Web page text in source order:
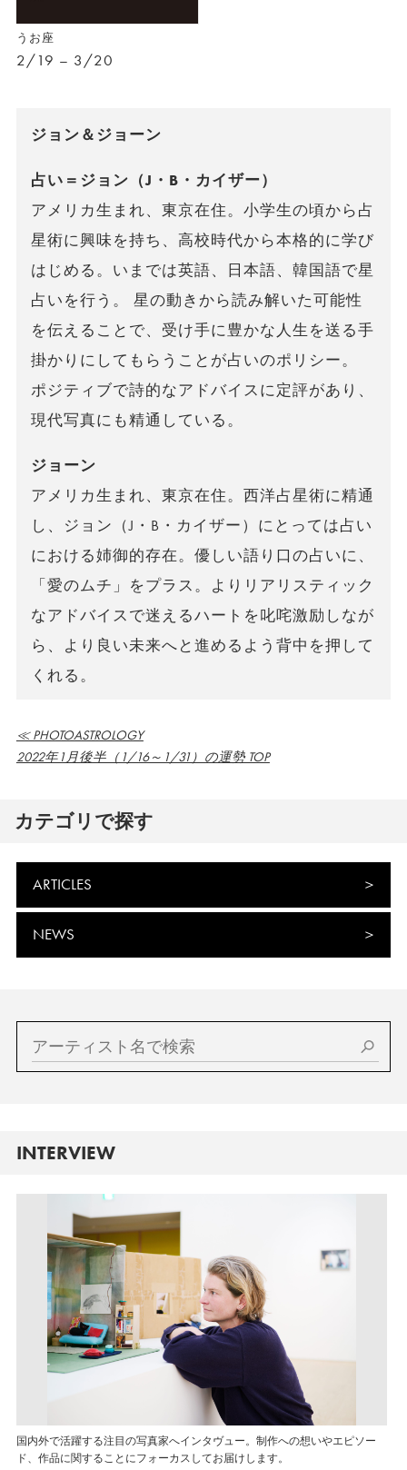
うお座
2/19 – 3/20
ジョン＆ジョーン
占い＝ジョン（J・B・カイザー）
アメリカ生まれ、東京在住。小学生の頃から占
星術に興味を持ち、高校時代から本格的に学び
はじめる。いまでは英語、日本語、韓国語で星
占いを行う。 星の動きから読み解いた可能性
を伝えることで、受け手に豊かな人生を送る手
掛かりにしてもらうことが占いのポリシー。
ポジティブで詩的なアドバイスに定評があり、
現代写真にも精通している。
ジョーン
アメリカ生まれ、東京在住。西洋占星術に精通
し、ジョン（J・B・カイザー）にとっては占い
における姉御的存在。優しい語り口の占いに、
「愛のムチ」をプラス。よりリアリスティック
なアドバイスで迷えるハートを叱咤激励しなが
ら、より良い未来へと進めるよう背中を押して
くれる。
≪ PHOTOASTROLOGY
2022年1月後半（1/16～1/31）の運勢 TOP
カテゴリで探す
ARTICLES
NEWS
INTERVIEW
国内外で活躍する注目の写真家へインタヴュー。制作への想いやエピソー
ド、作品に関することにフォーカスしてお届けします。